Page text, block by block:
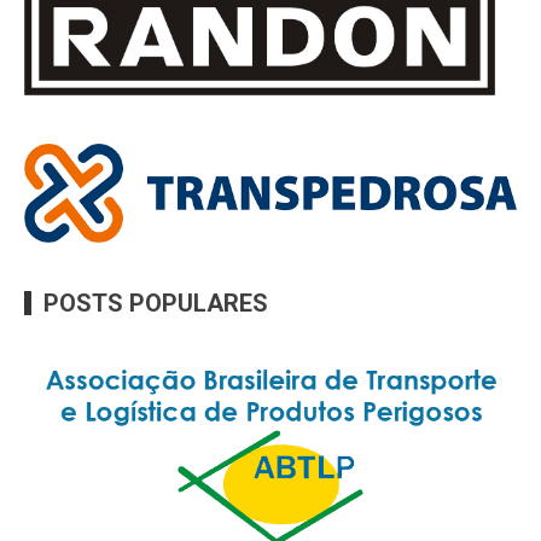
POSTS POPULARES